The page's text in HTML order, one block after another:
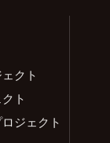
クト
ト
ジェクト